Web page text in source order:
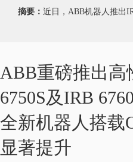
摘要： 近日，ABB机器人推出
ABB重磅推出高
6750S及IRB
全新机器人搭载
显著提升